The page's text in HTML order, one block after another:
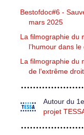
Bestofdoc#6 -
mars 2025
La filmographie du
l’humour dans
La filmographie
de l’extrême
Autour du
projet